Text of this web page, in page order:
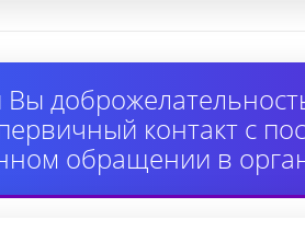
контакт с
обращении в